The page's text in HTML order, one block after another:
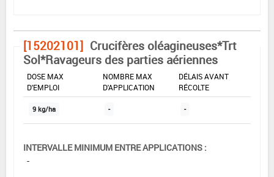
[15202101] Crucifères oléagineuses*Trt
Sol*Ravageurs des parties aériennes
DOSE MAX
D'EMPLOI
NOMBRE MAX
D'APPLICATION
DÉLAIS AVANT
RÉCOLTE
9 kg/ha - -
INTERVALLE MINIMUM ENTRE APPLICATIONS :
-